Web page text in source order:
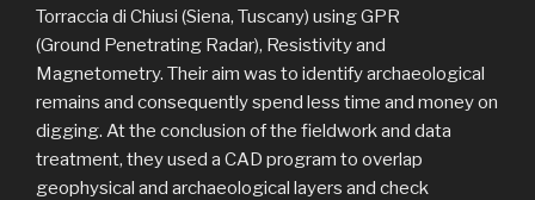
Torraccia di Chiusi (Siena, Tuscany) using GPR
(Ground Penetrating Radar), Resistivity and
Magnetometry. Their aim was to identify archaeological
remains and consequently spend less time and money on
digging. At the conclusion of the fieldwork and data
treatment, they used a CAD program to overlap
geophysical and archaeological layers and check